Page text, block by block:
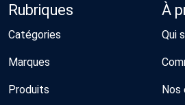
Rubriques
Catégories
Marques
Produits
À
Qui
Nos